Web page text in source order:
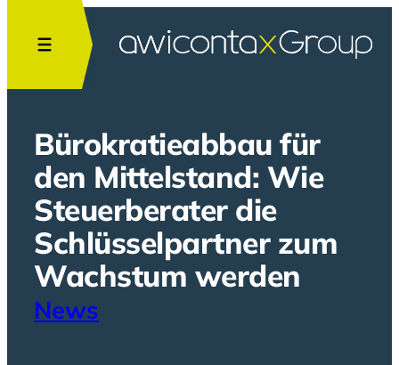
Inhalt
springen
Bürokratieabbau für
den Mittelstand: Wie
Steuerberater die
Schlüsselpartner zum
Wachstum werden
News